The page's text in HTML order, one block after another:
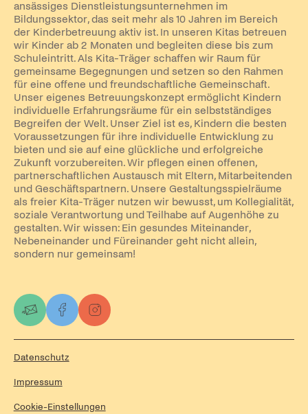
ansässiges Dienstleistungsunternehmen im
Bildungssektor, das seit mehr als 10 Jahren im Bereich
der Kinderbetreuung aktiv ist. In unseren Kitas betreuen
wir Kinder ab 2 Monaten und begleiten diese bis zum
Schuleintritt. Als Kita-Träger schaffen wir Raum für
gemeinsame Begegnungen und setzen so den Rahmen
für eine offene und freundschaftliche Gemeinschaft.
Unser eigenes Betreuungskonzept ermöglicht Kindern
individuelle Erfahrungsräume für ein selbstständiges
Begreifen der Welt. Unser Ziel ist es, Kindern die besten
Voraussetzungen für ihre individuelle Entwicklung zu
bieten und sie auf eine glückliche und erfolgreiche
Zukunft vorzubereiten. Wir pflegen einen offenen,
partnerschaftlichen Austausch mit Eltern, Mitarbeitenden
und Geschäftspartnern. Unsere Gestaltungsspielräume
als freier Kita-Träger nutzen wir bewusst, um Kollegialität,
soziale Verantwortung und Teilhabe auf Augenhöhe zu
gestalten. Wir wissen: Ein gesundes Miteinander,
Nebeneinander und Füreinander geht nicht allein,
sondern nur gemeinsam!
Datenschutz
Impressum
Cookie-Einstellungen